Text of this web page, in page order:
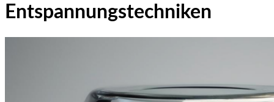
Entspannungstechniken